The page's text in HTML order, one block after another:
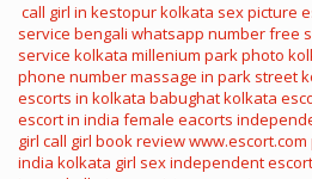
call girl in kestopurkolkata sex picture
service bengali whatsapp numberfree
service kolkata millenium park photo
phone numbermassage in park street
escorts in kolkata babughat kolkata
escort in india female eacorts
girl call girl book reviewwww.escort.com
india kolkata girl sexindependent